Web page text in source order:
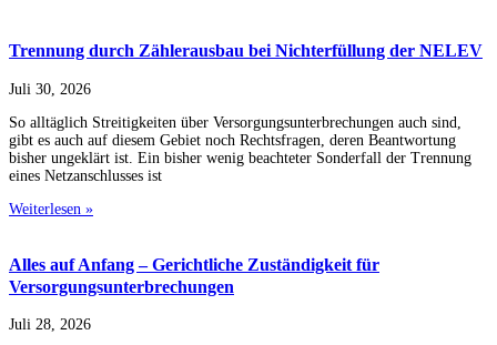
Trennung durch Zählerausbau bei Nichterfüllung der NELEV
Juli 30, 2026
So alltäglich Streitigkeiten über Versorgungsunterbrechungen auch sind,
gibt es auch auf diesem Gebiet noch Rechtsfragen, deren Beantwortung
bisher ungeklärt ist. Ein bisher wenig beachteter Sonderfall der Trennung
eines Netzanschlusses ist
Weiterlesen »
Alles auf Anfang – Gerichtliche Zuständigkeit für
Versorgungsunterbrechungen
Juli 28, 2026